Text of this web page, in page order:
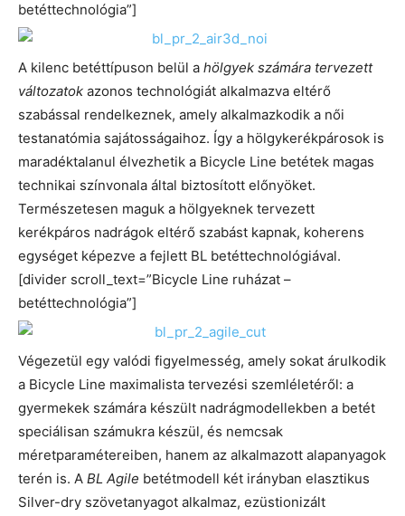
betéttechnológia”]
A kilenc betéttípuson belül a hölgyek számára tervezett
változatok azonos technológiát alkalmazva eltérő
szabással rendelkeznek, amely alkalmazkodik a női
testanatómia sajátosságaihoz. Így a hölgykerékpárosok is
maradéktalanul élvezhetik a Bicycle Line betétek magas
technikai színvonala által biztosított előnyöket.
Természetesen maguk a hölgyeknek tervezett
kerékpáros nadrágok eltérő szabást kapnak, koherens
egységet képezve a fejlett BL betéttechnológiával.
[divider scroll_text=”Bicycle Line ruházat –
betéttechnológia”]
Végezetül egy valódi figyelmesség, amely sokat árulkodik
a Bicycle Line maximalista tervezési szemléletéről: a
gyermekek számára készült nadrágmodellekben a betét
speciálisan számukra készül, és nemcsak
méretparamétereiben, hanem az alkalmazott alapanyagok
terén is. A BL Agile betétmodell két irányban elasztikus
Silver-dry szövetanyagot alkalmaz, ezüstionizált